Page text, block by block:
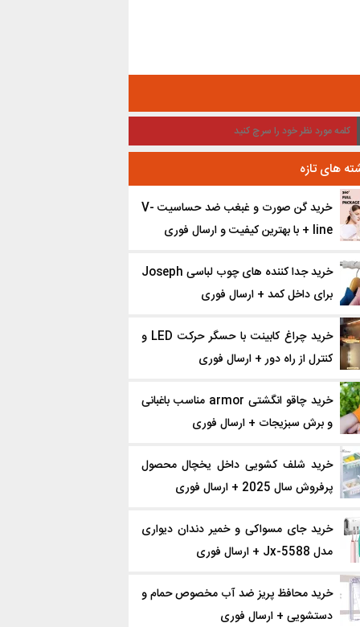
های تازه
خرید گن صورت و غبغب ضد حساسیت V-
line + با بهترین کیفیت و ارسال فوری
خرید جدا کننده ‌های چوب لباسی Joseph
برای داخل کمد + ارسال فوری
خرید چراغ کابینت با حسگر حرکت LED و
کنترل از راه دور + ارسال فوری
خرید چاقو انگشتی armor مناسب باغبانی
و برش سبزیجات + ارسال فوری
خرید شلف کشویی داخل یخچال محصول
پرفروش سال 2025 + ارسال فوری
خرید جای مسواکی و خمیر دندان دیواری
مدل Jx-5588 + ارسال فوری
خرید محافظ پریز ضد آب مخصوص حمام و
دستشویی + ارسال فوری